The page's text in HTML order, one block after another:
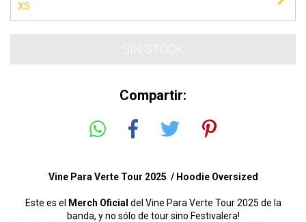
XS
Compartir:
Vine Para Verte Tour 2025 / Hoodie Oversized
Este es el Merch Oficial del Vine Para Verte Tour 2025 de la
banda, y no sólo de tour sino Festivalera!